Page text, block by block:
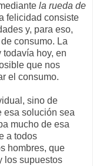
la rueda de
felicidad consiste
y, para eso,
consumo. La
hoy, en
que nos
el consumo.
sino de
esa solución sea
mucho de esa
a todos
hombres, que
los supuestos